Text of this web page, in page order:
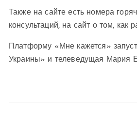
Также на сайте есть номера
консультаций, на сайт о том, как
Платформу «Мне кажется»
Украины» и телеведущая Мария